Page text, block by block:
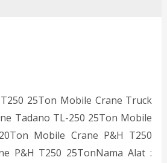
25Ton Mobile Crane Truck
Tadano TL-250 25Ton Mobile
Mobile Crane P&H T250
P&H T250 25TonNama Alat :